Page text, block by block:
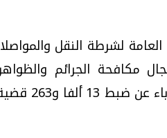
في مجال مكافحة الجرائم
وأسفرت جهود
وإجابات
السبت، 01 اغسطس 2026 10:25 ص